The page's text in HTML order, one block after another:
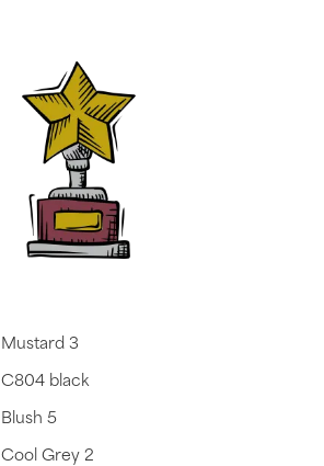
Mustard 3
C804 black
Blush 5
Cool Grey 2